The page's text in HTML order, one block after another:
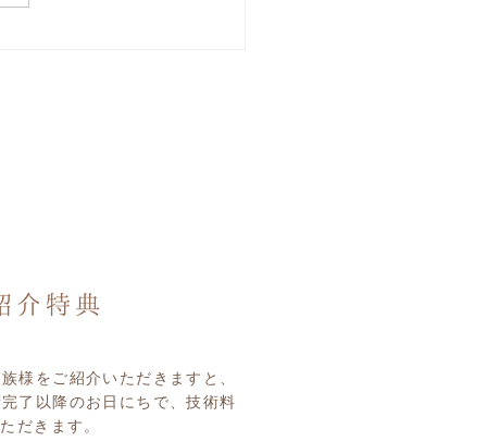
様をご紹介いただきますと、
了以降のお日にちで、技術料
だきます。